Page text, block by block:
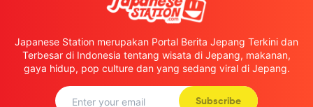
Japanese Station merupakan Portal Berita Jepang Terkini dan
Terbesar di Indonesia tentang wisata di Jepang, makanan,
gaya hidup, pop culture dan yang sedang viral di Jepang.
Subscribe